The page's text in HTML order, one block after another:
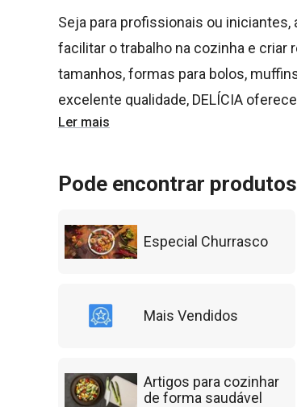
Seja para profissionais ou iniciantes,
facilitar o trabalho na cozinha e
tamanhos, formas para bolos,
excelente qualidade, DELÍCIA
perfeição. Para os profissionais da
cozedura simples e prática. Explore
Ler mais
Pode encontrar
Especial Churrasco
Mais Vendidos
Artigos para cozinhar
de forma saudável